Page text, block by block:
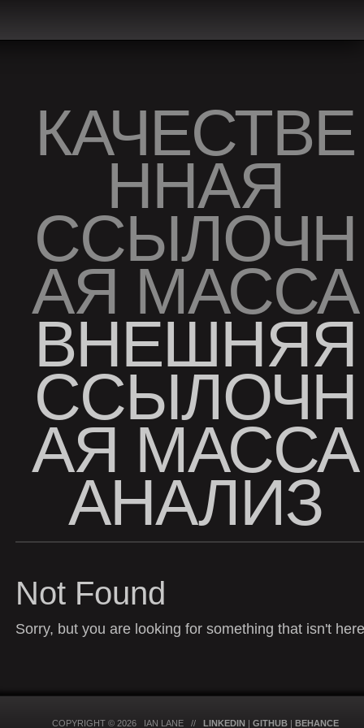
КАЧЕСТВЕ
ННАЯ
ССЫЛОЧН
АЯ МАССА
ВНЕШНЯЯ
ССЫЛОЧН
АЯ МАССА
АНАЛИЗ
Not Found
Sorry, but you are looking for something that isn't
COPYRIGHT © 2026 IAN LANE // LINKEDIN | GITHUB| BEHANCE